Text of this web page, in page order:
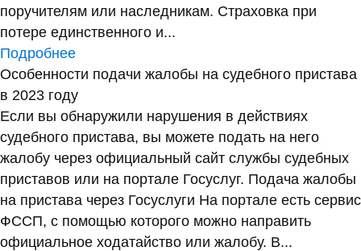
поручителям или наследникам. Страховка при
потере единственного и...
Подробнее
Особенности подачи жалобы на судебного пристава
в 2023 году
Если вы обнаружили нарушения в действиях
судебного пристава, вы можете подать на него
жалобу через официальный сайт службы судебных
приставов или на портале Госуслуг. Подача жалобы
на пристава через Госуслуги На портале есть сервис
ФССП, с помощью которого можно направить
официальное ходатайство или жалобу. В...